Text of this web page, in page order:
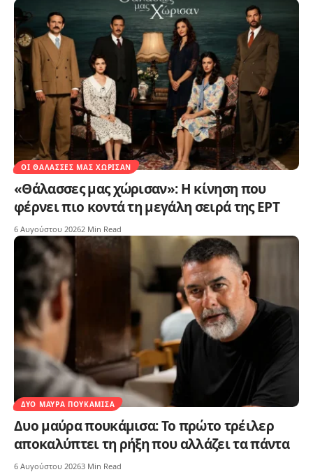
ΟΙ ΘΆΛΑΣΣΕΣ ΜΑΣ ΧΏΡΙΣΑΝ
«Θάλασσες μας χώρισαν»: Η κίνηση που
φέρνει πιο κοντά τη μεγάλη σειρά της ΕΡΤ
6 Αυγούστου 20262 Min Read
ΔΥΟ ΜΑΎΡΑ ΠΟΥΚΆΜΙΣΑ
Δυο μαύρα πουκάμισα: Το πρώτο τρέιλερ
αποκαλύπτει τη ρήξη που αλλάζει τα πάντα
6 Αυγούστου 20263 Min Read